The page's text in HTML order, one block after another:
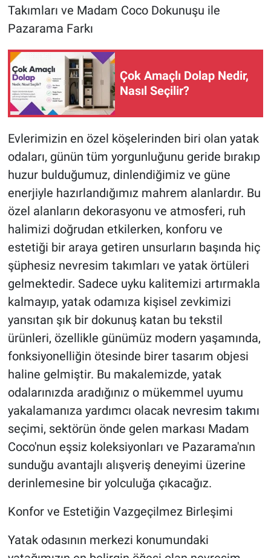
Takımları ve Madam Coco Dokunuşu ile
Pazarama Farkı
Çok Amaçlı Dolap Nedir,
Nasıl Seçilir?
Evlerimizin en özel köşelerinden biri olan yatak
odaları, günün tüm yorgunluğunu geride bırakıp
huzur bulduğumuz, dinlendiğimiz ve güne
enerjiyle hazırlandığımız mahrem alanlardır. Bu
özel alanların dekorasyonu ve atmosferi, ruh
halimizi doğrudan etkilerken, konforu ve
estetiği bir araya getiren unsurların başında hiç
şüphesiz nevresim takımları ve yatak örtüleri
gelmektedir. Sadece uyku kalitemizi artırmakla
kalmayıp, yatak odamıza kişisel zevkimizi
yansıtan şık bir dokunuş katan bu tekstil
ürünleri, özellikle günümüz modern yaşamında,
fonksiyonelliğin ötesinde birer tasarım objesi
haline gelmiştir. Bu makalemizde, yatak
odalarınızda aradığınız o mükemmel uyumu
yakalamanıza yardımcı olacak nevresim takımı
seçimi, sektörün önde gelen markası Madam
Coco'nun eşsiz koleksiyonları ve Pazarama'nın
sunduğu avantajlı alışveriş deneyimi üzerine
derinlemesine bir yolculuğa çıkacağız.
Konfor ve Estetiğin Vazgeçilmez Birleşimi
Yatak odasının merkezi konumundaki